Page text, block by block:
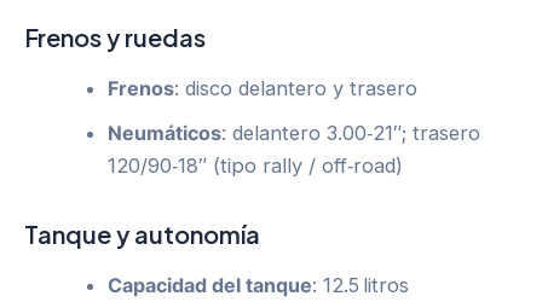
Frenos y ruedas
Frenos: disco delantero y trasero
Neumáticos: delantero 3.00‑21″; trasero
120/90‑18″ (tipo rally / off‑road)
Tanque y autonomía
Capacidad del tanque: 12.5 litros